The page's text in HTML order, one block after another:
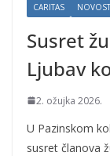
CARITAS
Susret
Ljubav
2. ožujka 2026.
U Pazinskom
susret članova